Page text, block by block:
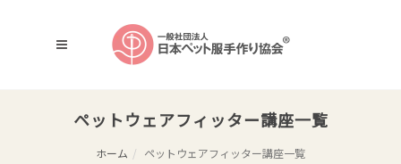
ペットウェアフィッター講座一覧
ホーム ペットウェアフィッター講座一覧